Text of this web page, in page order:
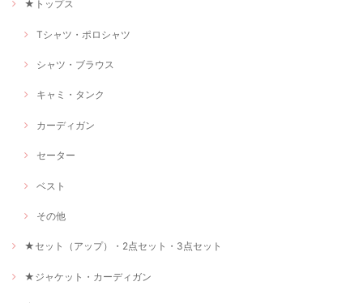
★トップス
Tシャツ・ポロシャツ
シャツ・ブラウス
キャミ・タンク
カーディガン
セーター
ベスト
その他
★セット（アップ）・2点セット・3点セット
★ジャケット・カーディガン